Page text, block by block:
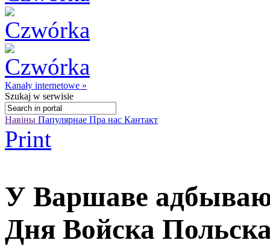
Kanały internetowe »
Szukaj w serwisie
Навіны Папулярнае Пра нас Кантакт
Print
У Варшаве
Дня Войска